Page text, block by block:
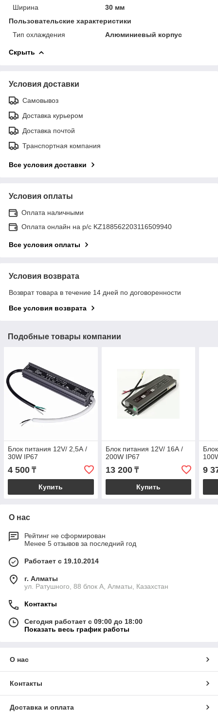
Ширина
30 мм
Пользовательские характеристики
Тип охлаждения
Алюминиевый корпус
Скрыть
Условия доставки
Самовывоз
Доставка курьером
Доставка почтой
Транспортная компания
Все условия доставки
Условия оплаты
Оплата наличными
Оплата онлайн на р/с KZ188562203116509940
Все условия оплаты
Условия возврата
Возврат товара в течение 14 дней по договоренности
Все условия возврата
Подобные товары компании
Блок питания 12V/ 2,5А /
30W IP67
4 500 ₸
Купить
Блок питания 12V/ 16А /
200W IP67
13 200₸
Купить
9
О нас
Рейтинг не сформирован
Менее 5 отзывов за последний год
Работает с 19.10.2014
г. Алматы
ул. Ратушного, 88 блок A, Алматы, Казахстан
Контакты
Сегодня работает с 09:00 до 18:00
Показать весь график работы
О нас
Контакты
Доставка и оплата